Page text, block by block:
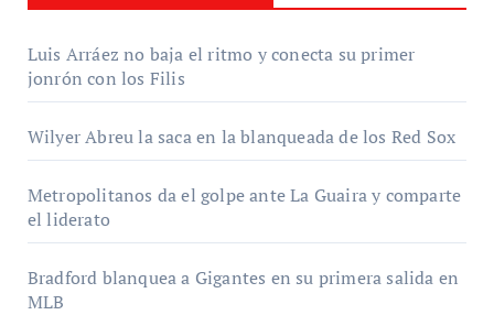
Luis Arráez no baja el ritmo y conecta su primer
jonrón con los Filis
Wilyer Abreu la saca en la blanqueada de los Red Sox
Metropolitanos da el golpe ante La Guaira y comparte
el liderato
Bradford blanquea a Gigantes en su primera salida en
MLB